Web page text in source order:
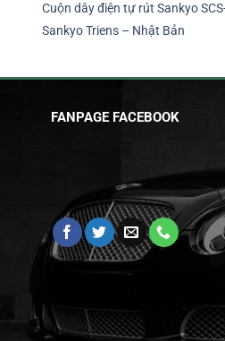
Cuộn dây điện tự rút Sankyo
Sankyo Triens – Nhật Bản
FANPAGE FACEBOOK